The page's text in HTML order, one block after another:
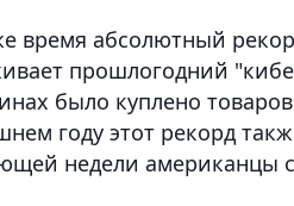
время абсолютный
прошлогодний
было куплено
году этот рекорд
недели американцы